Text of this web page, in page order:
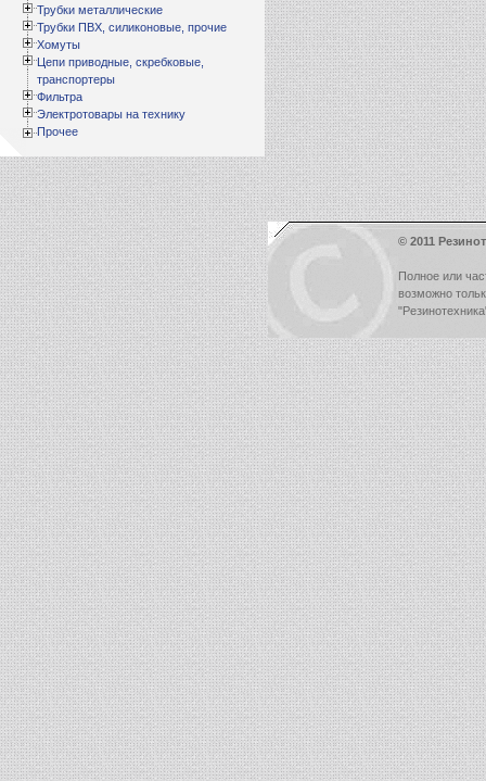
Трубки металлические
Трубки ПВХ, силиконовые, прочие
Хомуты
Цепи приводные, скребковые,
транспортеры
Фильтра
Электротовары на технику
Прочее
© 2011
Полное или
возможно